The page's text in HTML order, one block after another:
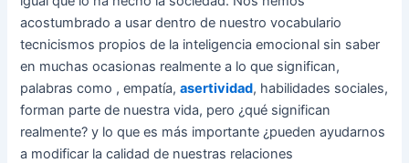
acostumbrado a usar dentro de nuestro vocabulario
tecnicismos propios de la inteligencia emocional sin saber
en muchas ocasionas realmente a lo que significan,
palabras como , empatía,asertividad, habilidades sociales,
forman parte de nuestra vida, pero ¿qué significan
realmente? y lo que es más importante ¿pueden ayudarnos
a modificar la calidad de nuestras relaciones